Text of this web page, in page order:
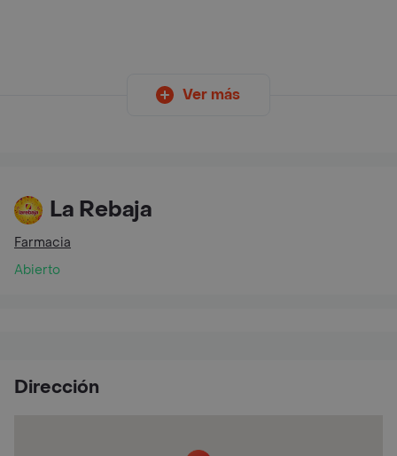
Ver más
La Rebaja
Farmacia
Abierto
Dirección